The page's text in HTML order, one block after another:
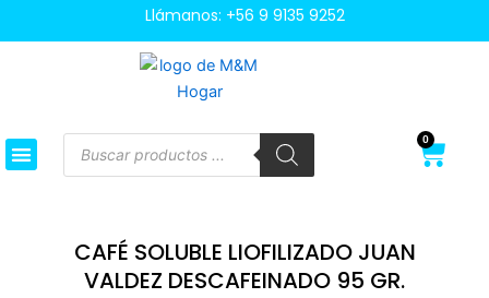
al
Llámanos: +56 9 9135 9252
Búsqueda
productos
0
Cart
CAFÉ SOLUBLE LIOFILIZADO JUAN
VALDEZ DESCAFEINADO 95 GR.